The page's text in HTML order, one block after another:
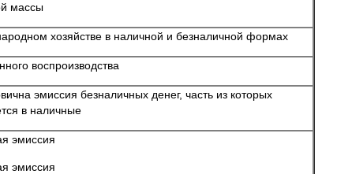
массы
хозяйстве в наличной и безналичной формах
воспроизводства
эмиссия безналичных денег, часть из которых
в наличные
эмиссия
эмиссия